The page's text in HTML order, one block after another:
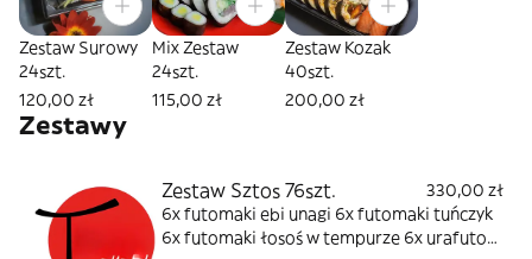
Zestaw Surowy
24szt.
120,00 zł
Mix Zestaw
24szt.
115,00 zł
Zestaw Kozak
40szt.
200,00 zł
Zestawy
Zestaw Sztos 76szt.
330,00 zł
6x futomaki ebi unagi 6x futomaki tuńczyk
6x futomaki łosoś w tempurze 6x urafuto